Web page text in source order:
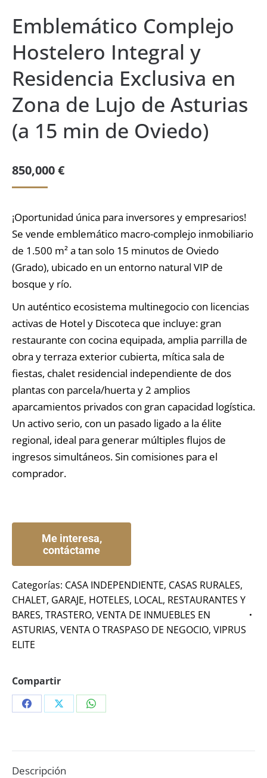
Emblemático Complejo
Hostelero Integral y
Residencia Exclusiva en
Zona de Lujo de Asturias
(a 15 min de Oviedo)
850,000€
¡Oportunidad única para inversores y empresarios!
Se vende emblemático macro-complejo inmobiliario
de 1.500 m² a tan solo 15 minutos de Oviedo
(Grado), ubicado en un entorno natural VIP de
bosque y río.
Un auténtico ecosistema multinegocio con licencias
activas de Hotel y Discoteca que incluye: gran
restaurante con cocina equipada, amplia parrilla de
obra y terraza exterior cubierta, mítica sala de
fiestas, chalet residencial independiente de dos
plantas con parcela/huerta y 2 amplios
aparcamientos privados con gran capacidad logística.
Un activo serio, con un pasado ligado a la élite
regional, ideal para generar múltiples flujos de
ingresos simultáneos. Sin comisiones para el
comprador.
Categorías: CASA INDEPENDIENTE, CASAS RURALES,
CHALET, GARAJE, HOTELES, LOCAL, RESTAURANTES Y
BARES, TRASTERO, VENTA DE INMUEBLES EN
ASTURIAS, VENTA O TRASPASO DE NEGOCIO, VIPRUS
ELITE
Compartir
Share Share Share
Descripción